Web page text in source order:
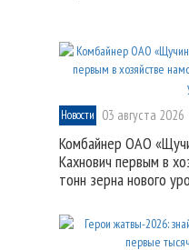
Новости 03 августа 2026
Комбайнер ОАО
Кахнович первым в
тонн зерна нового